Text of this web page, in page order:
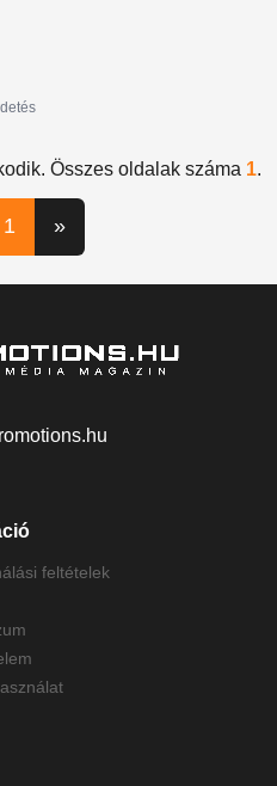
Összes oldalak száma 1.
1 »
feltételek